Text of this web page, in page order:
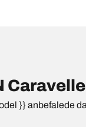
}} anbefalede